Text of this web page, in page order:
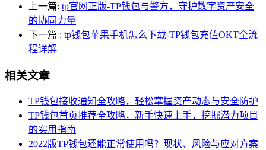
上一篇: tp官网正版-TP钱包与警方，守护数字资产安全
的协同力量
下一篇 : tp钱包苹果手机怎么下载-TP钱包充值OKT全流
程详解
相关文章
TP钱包接收通知全攻略，轻松掌握资产动态与安全防护
TP钱包首页推荐全攻略，新手快速上手，挖掘潜力项目
的实用指南
2022版TP钱包还能正常使用吗？现状、风险与应对方案